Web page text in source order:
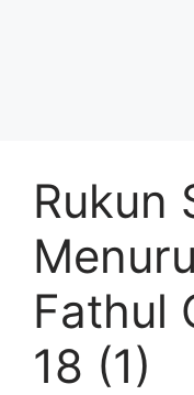
Rukun
Fathul
18 (1)